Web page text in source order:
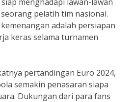
pelatih tim nasional.
adalah persiapan
keras selama turnamen
pertandingan Euro 2024,
semakin penasaran siapa
Dukungan dari para fans